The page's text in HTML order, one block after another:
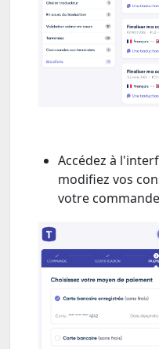
Accédez à
modifiez vos
votre commande